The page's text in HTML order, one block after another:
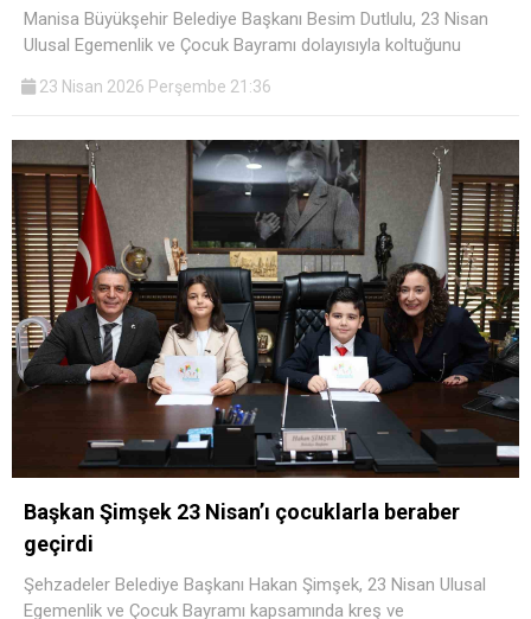
Manisa Büyükşehir Belediye Başkanı Besim Dutlulu, 23 Nisan
Ulusal Egemenlik ve Çocuk Bayramı dolayısıyla koltuğunu
23 Nisan 2026 Perşembe 21:36
Başkan Şimşek 23 Nisan’ı çocuklarla beraber
geçirdi
Şehzadeler Belediye Başkanı Hakan Şimşek, 23 Nisan Ulusal
Egemenlik ve Çocuk Bayramı kapsamında kreş ve